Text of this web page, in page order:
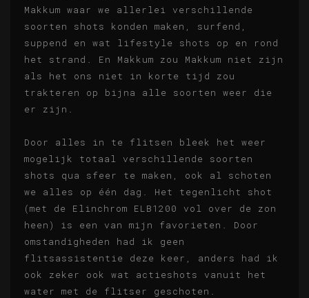
Makkum waar we allerlei verschillende
soorten shots konden maken, surfend,
suppend en wat lifestyle shots op en rond
het strand. En Makkum zou Makkum niet zijn
als het ons niet in korte tijd zou
trakteren op bijna alle soorten weer die
er zijn.
Door alles in te flitsen bleek het weer
mogelijk totaal verschillende soorten
shots qua sfeer te maken, ook al schoten
we alles op één dag. Het tegenlicht shot
(met de Elinchrom ELB1200 vol over de zon
heen) is een van mijn favorieten. Door
omstandigheden had ik geen
flitsassistentie deze keer, anders had ik
ook zeker ook wat actieshots vanuit het
water met de flitser geschoten.